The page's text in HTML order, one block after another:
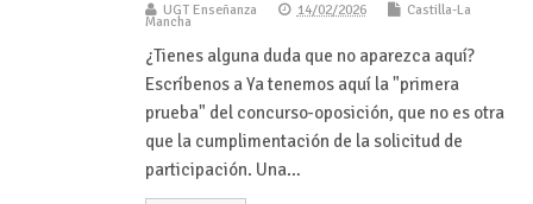
UGT Enseñanza 14/02/2026 Castilla-La
Mancha
¿Tienes alguna duda que no aparezca aquí?
Escríbenos a Ya tenemos aquí la "primera
prueba" del concurso-oposición, que no es otra
que la cumplimentación de la solicitud de
participación. Una…